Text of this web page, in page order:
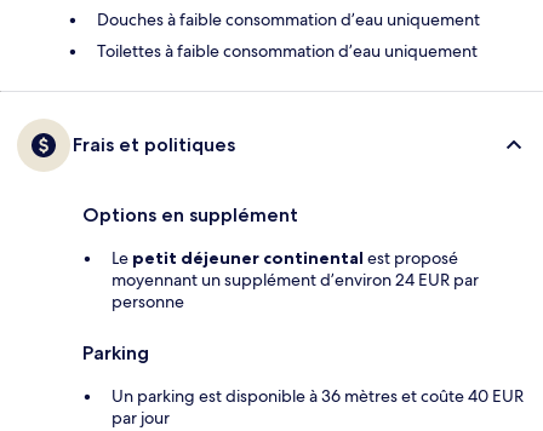
Douches à faible consommation d’eau uniquement
Toilettes à faible consommation d’eau uniquement
Frais et politiques
Options en supplément
Le petit déjeuner continental est proposé
moyennant un supplément d’environ 24 EUR par
personne
Parking
Un parking est disponible à 36 mètres et coûte 40 EUR
par jour